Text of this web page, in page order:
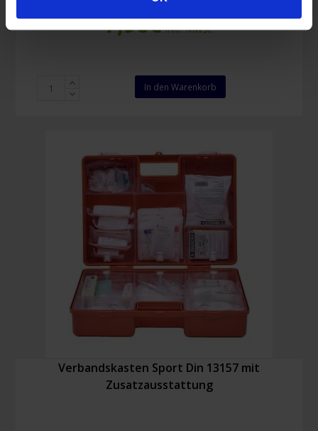
7,96€Inkl. MwSt.
Verbandkoffer
In den Warenkorb
Verbandskasten Sport Din 13157 mit
Zusatzausstattung